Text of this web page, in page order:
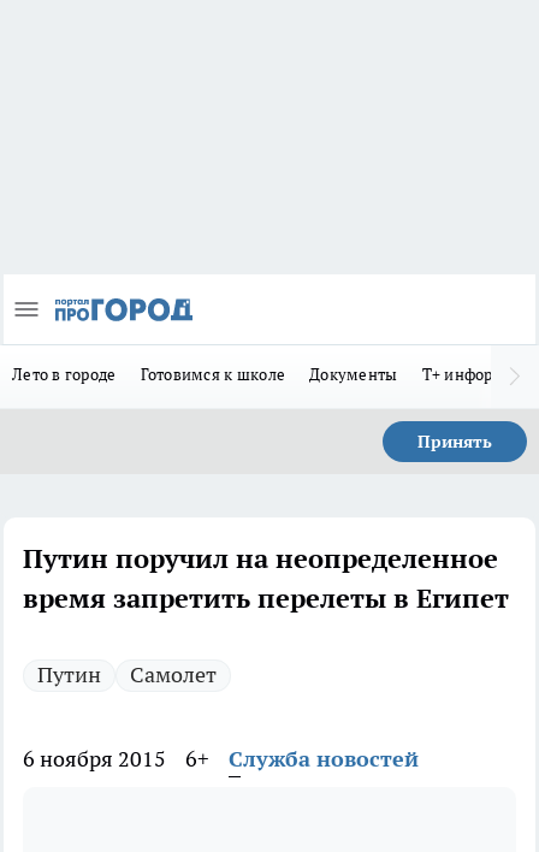
Лето в городе Готовимся к школе Документы Т+
Принять
Путин поручил на неопределенное
время запретить перелеты в Египет
Путин Самолет
6 ноября 2015 6+ Служба новостей